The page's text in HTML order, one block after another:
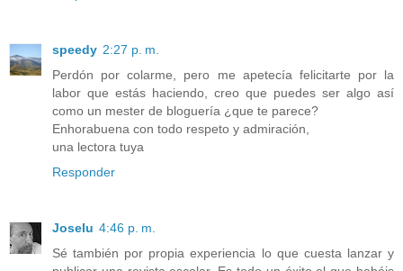
speedy 2:27 p. m.
Perdón por colarme, pero me apetecía felicitarte por la
labor que estás haciendo, creo que puedes ser algo así
como un mester de bloguería ¿que te parece?
Enhorabuena con todo respeto y admiración,
una lectora tuya
Responder
Joselu 4:46 p. m.
Sé también por propia experiencia lo que cuesta lanzar y